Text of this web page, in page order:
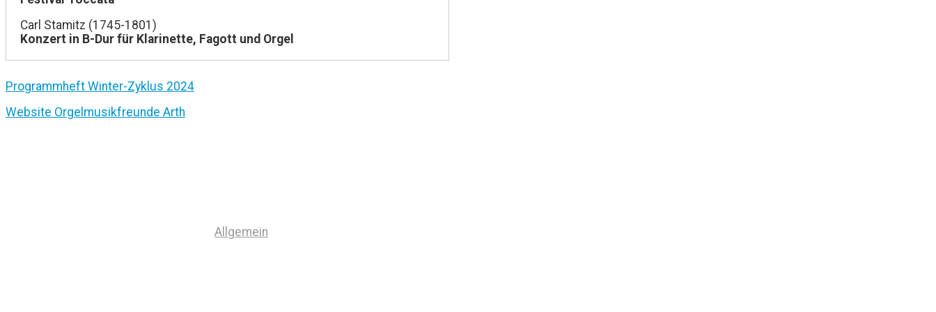
Carl Stamitz (1745-1801)
Konzert in B-Dur für Klarinette, Fagott und Orgel
Programmheft Winter-Zyklus 2024
Website Orgelmusikfreunde Arth
Allgemein